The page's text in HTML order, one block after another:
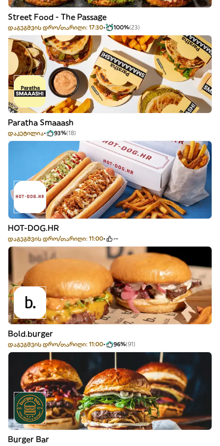
Street Food - The Passage
დაგეგმვის დრო/თარიღი: 17:30 100%(23)
Paratha Smaaash
დაკეტილია 93%(18)
HOT-DOG.HR
დაგეგმვის დრო/თარიღი: 11:00 --
Bold.burger
დაგეგმვის დრო/თარიღი: 11:00 96%(91)
Burger Bar